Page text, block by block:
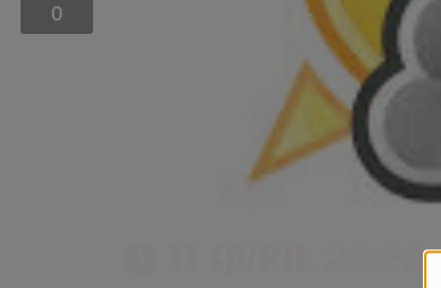
0
11 AVRIL